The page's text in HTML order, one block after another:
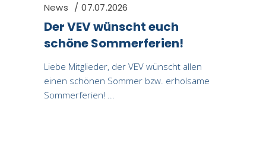
News 07.07.2026
Der VEV wünscht euch
schöne Sommerferien!
Liebe Mitglieder, der VEV wünscht allen
einen schönen Sommer bzw. erholsame
Sommerferien!